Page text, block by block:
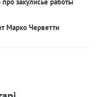
Марко Черветти